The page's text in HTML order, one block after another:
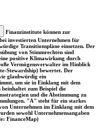
Finanzinstitute können zur
investierten Unternehmen für
Transitionspläne einsetzen. Der
von Stimmrechten sind
positive Klimawirkung durch
Vermögensverwalter im Hinblick
Stewardship) bewertet. Der
glaubwürdig ein
um sie in Einklang mit dem
zum Beispiel die
und die Abstimmung zu
"A" steht für ein starkes
Unternehmen im Einklang mit dem
sowohl Unternehmensangaben
FinanceMap)